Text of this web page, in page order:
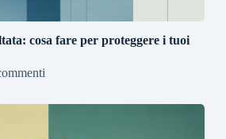
cosa fare per proteggere i tuoi